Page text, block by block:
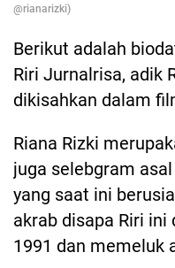
@rianarizki)
Berikut adalah
Riri Jurnalrisa, adik
dikisahkan dalam
Riana Rizki
juga selebgram
yang saat ini
akrab disapa Riri
1991 dan memeluk